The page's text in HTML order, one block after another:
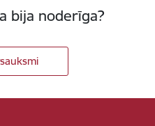
bija noderīga?